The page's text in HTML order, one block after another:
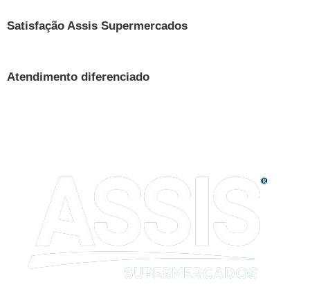
Satisfação Assis Supermercados
Atendimento diferenciado